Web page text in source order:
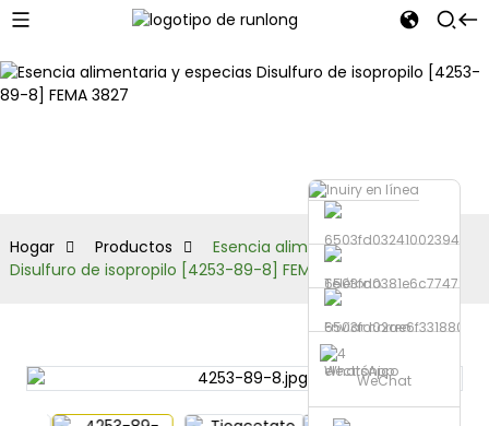
Teléfono
Enviar correo
electrónico
WhatsApp
WeChat
Hogar Productos
Esencia alimentaria y especias
Disulfuro de isopropilo [4253-89-8] FEMA 3827